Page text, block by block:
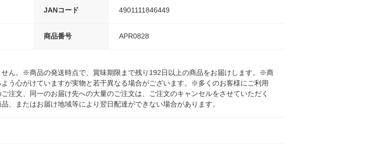
JANコード 4901111846449
商品番号 APR0828
ん。※商品の発送時点で、賞味期限まで残り192日以上の商品をお届けします。※商
う心がけていますが実物と若干異なる場合がございます。※多くのお客様にご利用
注文、同一のお届け先への大量のご注文は、ご注文のキャンセルをさせていただく
、またはお届け地域等により翌日配達ができない場合があります。